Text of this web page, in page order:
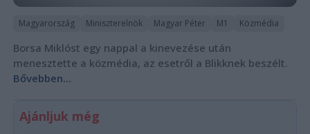
Magyarország Miniszterelnök Magyar Péter M1 Közmédia
Borsa Miklóst egy nappal a kinevezése után
menesztette a közmédia, az esetről a Blikknek beszélt.
Bővebben...
Ajánljuk még